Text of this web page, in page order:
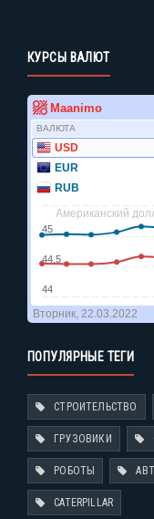
КУРСЫ ВАЛЮТ
ПОПУЛЯРНЫЕ ТЕГИ
СТРОИТЕЛЬСТВО
ГРУЗОВИКИ
РОБОТЫ
CATERPILLAR